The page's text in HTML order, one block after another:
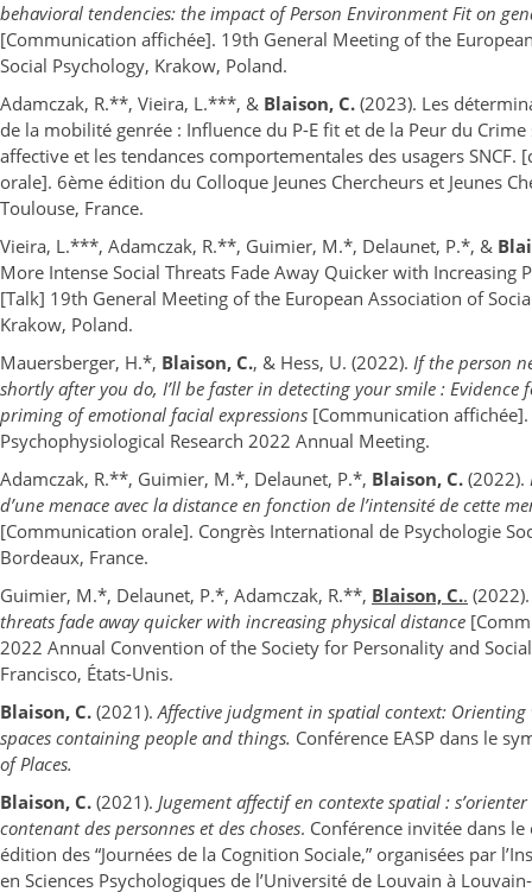
behavioral tendencies: the impact of Person Environment Fit on
[Communication affichée]. 19th General Meeting of the
Social Psychology, Krakow, Poland.
Adamczak, R.**, Vieira, L.***, & Blaison, C. (2023). Les
de la mobilité genrée : Influence du P-E fit et de la Peur du
affective et les tendances comportementales des usagers SNCF.
orale]. 6ème édition du Colloque Jeunes Chercheurs et Jeunes
Toulouse, France.
Vieira, L.***, Adamczak, R.**, Guimier, M.*, Delaunet, P.*, &
More Intense Social Threats Fade Away Quicker with Increasing
[Talk] 19th General Meeting of the European Association of
Krakow, Poland.
Mauersberger, H.*, Blaison, C., & Hess, U. (2022). If the person
shortly after you do, I’ll be faster in detecting your smile : Evidence
priming of emotional facial expressions [Communication
Psychophysiological Research 2022 Annual Meeting.
Adamczak, R.**, Guimier, M.*, Delaunet, P.*, Blaison, C. (2022).
d’une menace avec la distance en fonction de l’intensité de cette
[Communication orale]. Congrès International de Psychologie
Bordeaux, France.
Guimier, M.*, Delaunet, P.*, Adamczak, R.**, Blaison, C..
threats fade away quicker with increasing physical distance
2022 Annual Convention of the Society for Personality and
Francisco, États-Unis.
Blaison, C. (2021).Affective judgment in spatial context:
spaces containing people and things. Conférence EASP dans le
of Places.
Blaison, C. (2021). Jugement affectif en contexte spatial : s’orienter
contenant des personnes et des choses. Conférence invitée dans
édition des “Journées de la Cognition Sociale,” organisées par
en Sciences Psychologiques de l’Université de Louvain à